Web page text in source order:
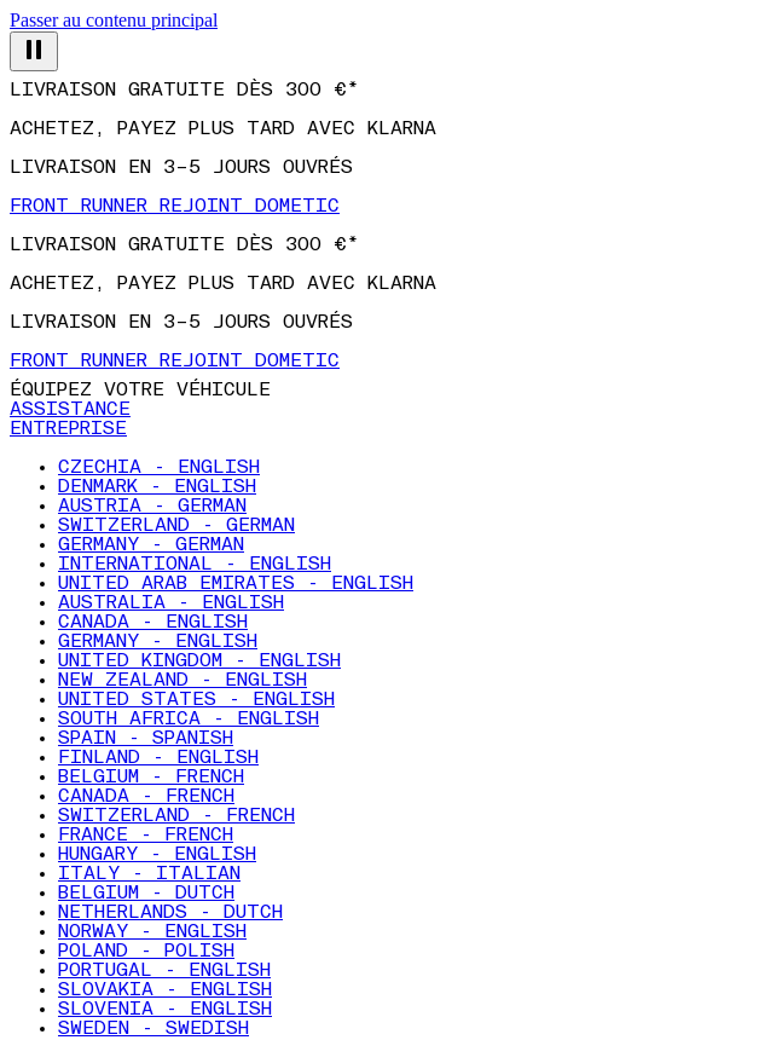
Passer au contenu principal
LIVRAISON GRATUITE DÈS 300 €*
ACHETEZ, PAYEZ PLUS TARD AVEC KLARNA
LIVRAISON EN 3–5 JOURS OUVRÉS
FRONT RUNNER REJOINT DOMETIC
LIVRAISON GRATUITE DÈS 300 €*
ACHETEZ, PAYEZ PLUS TARD AVEC KLARNA
LIVRAISON EN 3–5 JOURS OUVRÉS
FRONT RUNNER REJOINT DOMETIC
ÉQUIPEZ VOTRE VÉHICULE
ASSISTANCE
ENTREPRISE
CZECHIA - ENGLISH
DENMARK - ENGLISH
AUSTRIA - GERMAN
SWITZERLAND - GERMAN
GERMANY - GERMAN
INTERNATIONAL - ENGLISH
UNITED ARAB EMIRATES - ENGLISH
AUSTRALIA - ENGLISH
CANADA - ENGLISH
GERMANY - ENGLISH
UNITED KINGDOM - ENGLISH
NEW ZEALAND - ENGLISH
UNITED STATES - ENGLISH
SOUTH AFRICA - ENGLISH
SPAIN - SPANISH
FINLAND - ENGLISH
BELGIUM - FRENCH
CANADA - FRENCH
SWITZERLAND - FRENCH
FRANCE - FRENCH
HUNGARY - ENGLISH
ITALY - ITALIAN
BELGIUM - DUTCH
NETHERLANDS - DUTCH
NORWAY - ENGLISH
POLAND - POLISH
PORTUGAL - ENGLISH
SLOVAKIA - ENGLISH
SLOVENIA - ENGLISH
SWEDEN - SWEDISH